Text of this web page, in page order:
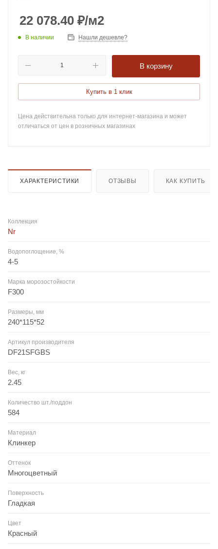
22 078.40 ₽/м2
В наличии Нашли дешевле?
В корзину
Купить в 1 клик
Цена действительна только для интернет-магазина и может
отличаться от цен в розничных магазинах
ХАРАКТЕРИСТИКИ ОТЗЫВЫ КАК КУПИТЬ
Коллекция
Nr
Водопоглощение, %
4-5
Марка морозостойкости
F300
Размеры, мм
240*115*52
Артикул производителя
DF21SFGBS
Вес, кг
2.45
Количество шт./поддон
584
Материал
Клинкер
Оттенок
Многоцветный
Поверхность
Гладкая
Цвет
Красный